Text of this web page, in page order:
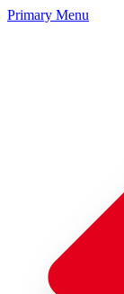
Primary Menu